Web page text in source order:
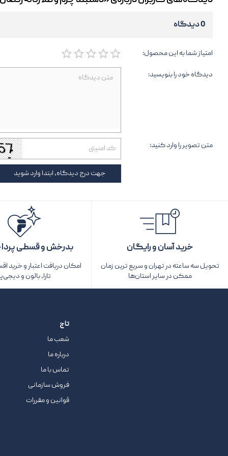
0 دیدگاه
امتیاز شما به این محصول:
دیدگاه خود را بنویسید:
متن تصویر را وارد کنید:
جهت درج دیدگاه، ابتدا وارد شوید
خرید آسان و رایگان
تحویل سه ساعته در تهران و سریع ترین زمان
ممکن در سایر استان‌ها
بدرخش و قسطی
امکان دریافت اعتبار و خرید
تارا، بالون و
تاج
شعب ما
درباره ما
تماس با ما
فروش سازمانی
قوانین و مقررات